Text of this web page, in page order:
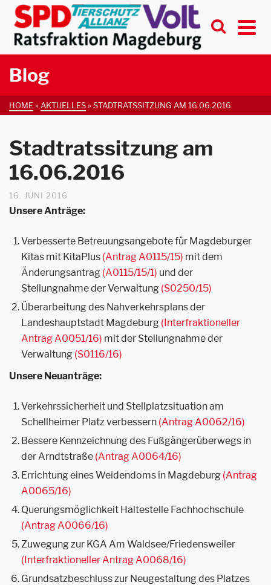
Blog
HOME» AKTUELLES»STADTRATSSITZUNG AM 16.06.2016
Stadtratssitzung am
16.06.2016
16. JUNI 2016
Unsere Anträge:
Verbesserte Betreuungsangebote für Magdeburger
Kitas mit KitaPlus (Antrag A0115/15) mit dem
Änderungsantrag (A0115/15/1) und der
Stellungnahme der Verwaltung (S0250/15)
Überarbeitung des Nahverkehrsplans der
Landeshauptstadt Magdeburg (Interfraktioneller
Antrag A0051/16) mit der Stellungnahme der
Verwaltung (S0116/16)
Unsere Neuanträge:
Verkehrssicherheit und Stellplatzsituation am
Schellheimer Platz verbessern (Antrag A0062/16)
Bessere Kennzeichnung des Fußgängerüberwegs in
der Arndtstraße (Antrag A0064/16)
Errichtung eines Weidendoms in Magdeburg (Antrag
A0065/16)
Querungsmöglichkeit Haltestelle Fachhochschule
(Antrag A0066/16)
Zuwegung zur KGA Am Waldsee/Friedensweiler
(Interfraktioneller Antrag A0068/16)
Grundsatzbeschluss zur Neugestaltung des Platzes